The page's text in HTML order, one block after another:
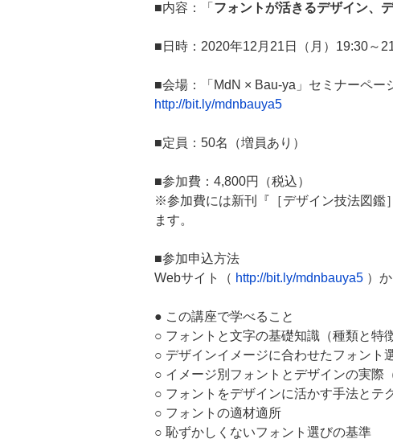
■内容：「 フォントが活きるデザイン、
■日時：2020年12月21日（月）19:30～
■会場：「MdN × Bau-ya」セミナーペー
http://bit.ly/mdnbauya5
■定員：50名（増員あり）
■参加費：4,800円（税込）
※参加費には新刊『［デザイン技法図鑑
ます。
■参加申込方法
Webサイト（ http://bit.ly/mdnbauya5 ）
● この講座で学べること
○ フォントと文字の基礎知識（種類と特
○ デザインイメージに合わせたフォント
○ イメージ別フォントとデザインの実際
○ フォントをデザインに活かす手法とテ
○ フォントの適材適所
○ 恥ずかしくないフォント選びの基準